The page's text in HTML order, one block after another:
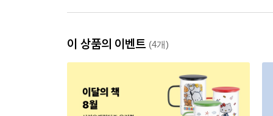
이 상품의 이벤트 (4개)